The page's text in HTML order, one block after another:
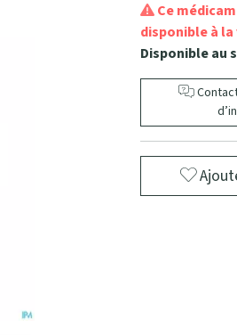
Ce
disponible à
Disponible au